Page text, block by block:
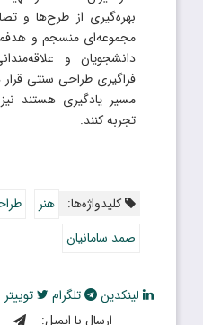
بهره‌گیری از طرح‌ها و
مجموعه‌ای منسجم و
دانشجویان و
فراگیری طراحی سنتی قرار
مسیر یادگیری هستند
تجربه کنند.
کلیدواژه‌ها: هنر
صمد سامانیان
لینکدین تلگرام
توییتر
ارسال با ایمیل: